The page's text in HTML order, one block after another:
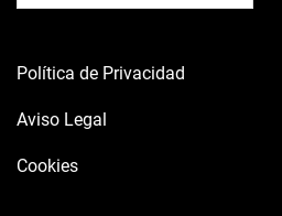
Política de Privacidad
Aviso Legal
Cookies